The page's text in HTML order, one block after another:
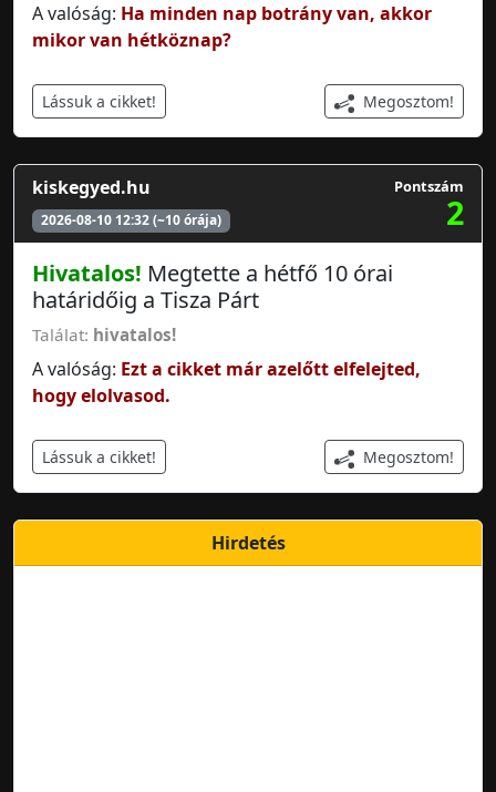
A valóság: Ha minden nap botrány van, akkor
mikor van hétköznap?
Lássuk a cikket! Megosztom!
kiskegyed.hu
2026-08-10 12:32 (~10 órája)
Pontszám
2
Hivatalos! Megtette a hétfő 10 órai
határidőig a Tisza Párt
Találat: hivatalos!
A valóság: Ezt a cikket már azelőtt elfelejted,
hogy elolvasod.
Lássuk a cikket! Megosztom!
Hirdetés